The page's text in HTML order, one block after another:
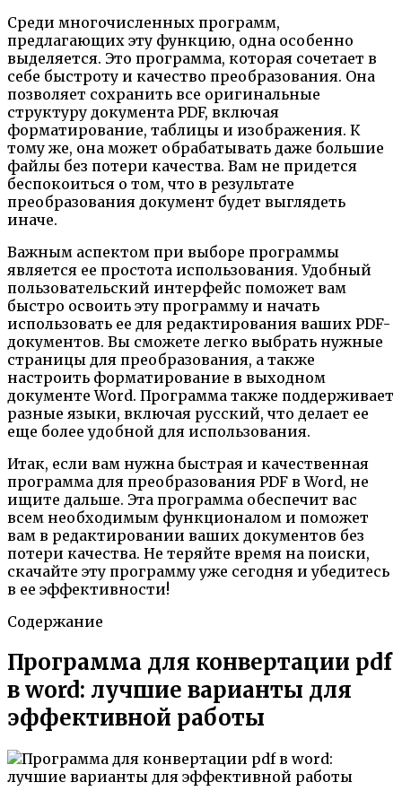
Среди многочисленных программ,
предлагающих эту функцию, одна особенно
выделяется. Это программа, которая сочетает в
себе быстроту и качество преобразования. Она
позволяет сохранить все оригинальные
структуру документа PDF, включая
форматирование, таблицы и изображения. К
тому же, она может обрабатывать даже большие
файлы без потери качества. Вам не придется
беспокоиться о том, что в результате
преобразования документ будет выглядеть
иначе.
Важным аспектом при выборе программы
является ее простота использования. Удобный
пользовательский интерфейс поможет вам
быстро освоить эту программу и начать
использовать ее для редактирования ваших PDF-
документов. Вы сможете легко выбрать нужные
страницы для преобразования, а также
настроить форматирование в выходном
документе Word. Программа также поддерживает
разные языки, включая русский, что делает ее
еще более удобной для использования.
Итак, если вам нужна быстрая и качественная
программа для преобразования PDF в Word, не
ищите дальше. Эта программа обеспечит вас
всем необходимым функционалом и поможет
вам в редактировании ваших документов без
потери качества. Не теряйте время на поиски,
скачайте эту программу уже сегодня и убедитесь
в ее эффективности!
Содержание
Программа для конвертации pdf
в word: лучшие варианты для
эффективной работы